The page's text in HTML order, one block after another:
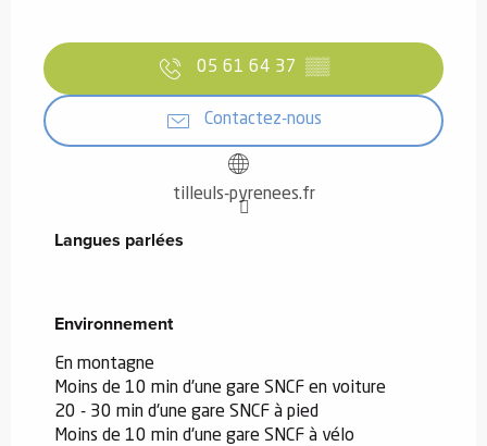
05 61 64 37 ▒▒
Contactez-nous
tilleuls-pyrenees.fr
Langues parlées
Langues parlées
Environnement
Environnement
En montagne
Moins de 10 min d'une gare SNCF en voiture
20 - 30 min d'une gare SNCF à pied
Moins de 10 min d'une gare SNCF à vélo